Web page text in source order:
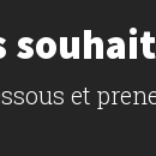
et